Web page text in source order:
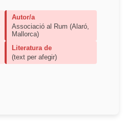
Autor/a
Associació al Rum (Alaró,
Mallorca)
Literatura de
(text per afegir)